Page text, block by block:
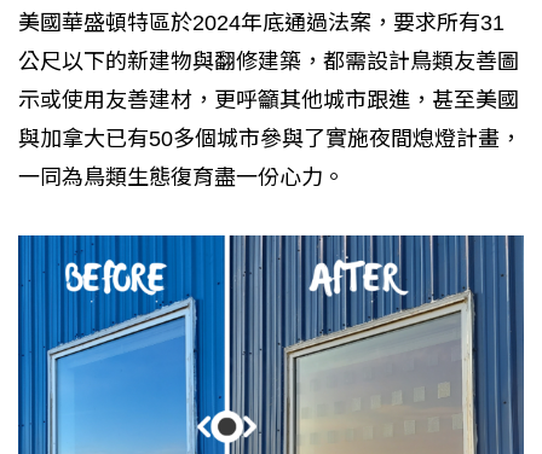
美國華盛頓特區於2024年底通過法案，要求所有31
公尺以下的新建物與翻修建築，都需設計鳥類友善圖
示或使用友善建材，更呼籲其他城市跟進，甚至美國
與加拿大已有50多個城市參與了實施夜間熄燈計畫，
一同為鳥類生態復育盡一份心力。